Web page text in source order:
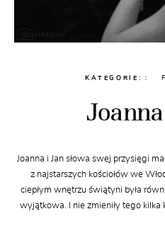
KATEGORIE:
Joanna i Jan słowa swej przysięgi
z najstarszych kościołów we
ciepłym wnętrzu świątyni była
wyjątkowa. I nie zmieniły tego